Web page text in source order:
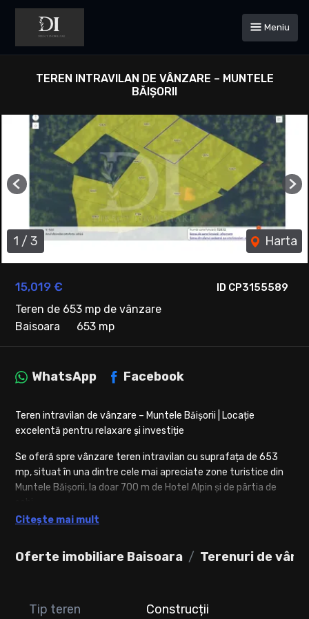
Meniu
TEREN INTRAVILAN DE VÂNZARE – MUNTELE
BĂIȘORII
ID CP3155589
15,019 €
Teren de 653 mp de vânzare
Baisoara
653 mp
1 / 3 Harta
Previous
Oferte imobiliare Baisoara Terenuri de
WhatsApp Facebook
Teren intravilan de vânzare – Muntele Băișorii | Locație
excelentă pentru relaxare și investiție
Se oferă spre vânzare teren intravilan cu suprafața de 653
mp, situat în una dintre cele mai apreciate zone turistice din
Muntele Băișorii, la doar 700 m de Hotel Alpin și de pârtia de
Caracteristici:
Suprafață: 653 mp
Utilități în apropiere:
Citește mai mult
Tip teren Construcții